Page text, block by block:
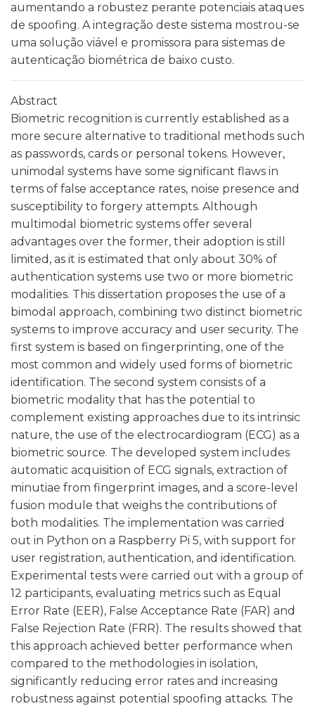
aumentando a robustez perante potenciais ataques
de spoofing. A integração deste sistema mostrou-se
uma solução viável e promissora para sistemas de
autenticação biométrica de baixo custo.
Abstract
Biometric recognition is currently established as a
more secure alternative to traditional methods such
as passwords, cards or personal tokens. However,
unimodal systems have some significant flaws in
terms of false acceptance rates, noise presence and
susceptibility to forgery attempts. Although
multimodal biometric systems offer several
advantages over the former, their adoption is still
limited, as it is estimated that only about 30% of
authentication systems use two or more biometric
modalities. This dissertation proposes the use of a
bimodal approach, combining two distinct biometric
systems to improve accuracy and user security. The
first system is based on fingerprinting, one of the
most common and widely used forms of biometric
identification. The second system consists of a
biometric modality that has the potential to
complement existing approaches due to its intrinsic
nature, the use of the electrocardiogram (ECG) as a
biometric source. The developed system includes
automatic acquisition of ECG signals, extraction of
minutiae from fingerprint images, and a score-level
fusion module that weighs the contributions of
both modalities. The implementation was carried
out in Python on a Raspberry Pi 5, with support for
user registration, authentication, and identification.
Experimental tests were carried out with a group of
12 participants, evaluating metrics such as Equal
Error Rate (EER), False Acceptance Rate (FAR) and
False Rejection Rate (FRR). The results showed that
this approach achieved better performance when
compared to the methodologies in isolation,
significantly reducing error rates and increasing
robustness against potential spoofing attacks. The